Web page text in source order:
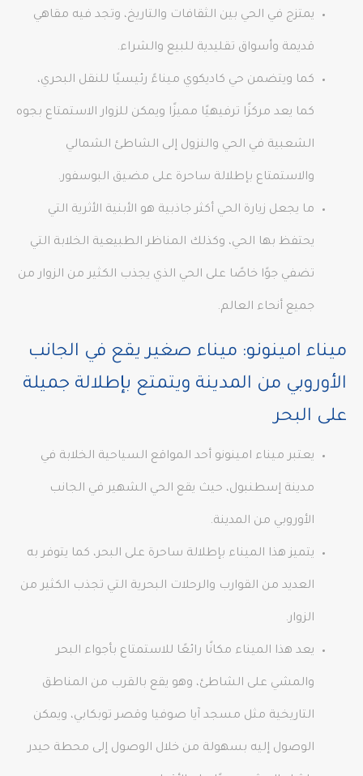
يمتزج في الحي بين الثقافات والتاريخ، وتجد فيه مقاهي
قديمة وأسواق تقليدية للبيع والشراء.
كما ويتضمن حي كاديكوي ميناءً رئيسيًا للنقل البحري،
كما يعد مركزًا ترفيهيًا مميزًا ويمكن للزوار الاستمتاع بجوه
الشعبية في الحي والنزول إلى الشاطئ الشمالي
والاستمتاع بإطلالة ساحرة على مضيق البوسفور.
ما يجعل زيارة الحي أكثر جاذبية هو الأبنية الأثرية التي
يحتفظ بها الحي، وكذلك المناظر الطبيعية الخلابة التي
تضفي جوًا خاصًا على الحي الذي يجذب الكثير من الزوار من
جميع أنحاء العالم.
ميناء امينونو: ميناء صغير يقع في الجانب
الأوروبي من المدينة ويتمتع بإطلالة جميلة
على البحر
يعتبر ميناء امينونو أحد المواقع السياحية الخلابة في
مدينة إسطنبول، حيث يقع الحي الشهير في الجانب
الأوروبي من المدينة.
يتميز هذا الميناء بإطلالة ساحرة على البحر، كما يتوفر به
العديد من القوارب والرحلات البحرية التي تجذب الكثير من
الزوار.
يعد هذا الميناء مكانًا رائعًا للاستمتاع بأجواء البحر
والمشي على الشاطئ، وهو يقع بالقرب من المناطق
التاريخية مثل مسجد آيا صوفيا وقصر توبكابي، ويمكن
الوصول إليه بسهولة من خلال الوصول إلى محطة حيدر